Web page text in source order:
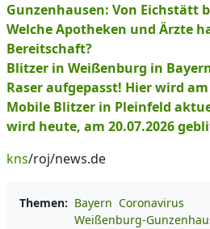
Gunzenhausen: Von Eichstätt
Welche Apotheken und Ärzte
Bereitschaft?
Blitzer in Weißenburg in
Raser aufgepasst! Hier wird
Mobile Blitzer in Pleinfeld
wird heute, am 20.07.2026
kns/roj/news.de
Themen: Bayern Coronavirus
Weißenburg-